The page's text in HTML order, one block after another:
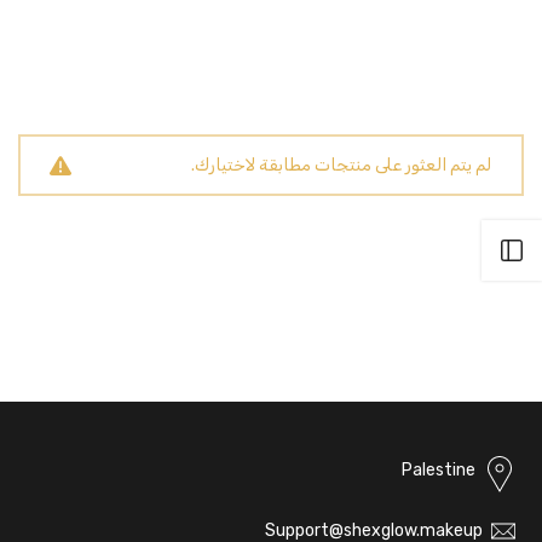
لم يتم العثور على منتجات مطابقة لاختيارك.
Palestine
Support@shexglow.makeup